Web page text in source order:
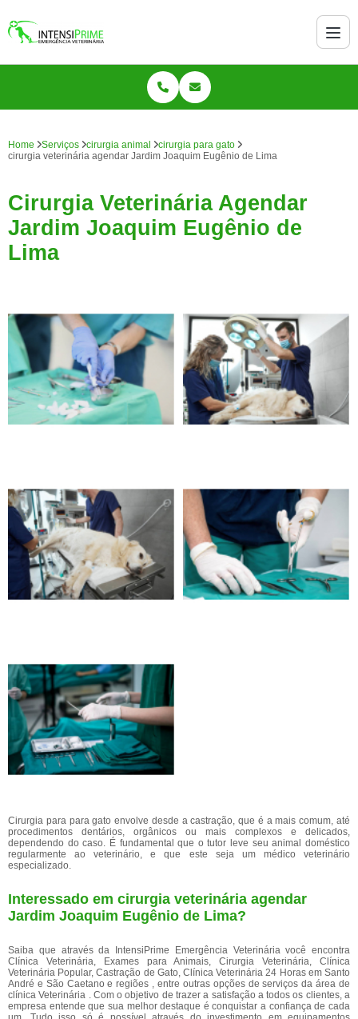
Home Serviços cirurgia animal
cirurgia para gato
cirurgia veterinária agendar Jardim Joaquim Eugênio de Lima
Cirurgia Veterinária Agendar
Jardim Joaquim Eugênio de
Lima
Cirurgia para para gato envolve desde a castração, que é a mais comum, até
procedimentos dentários, orgânicos ou mais complexos e delicados,
dependendo do caso. É fundamental que o tutor leve seu animal doméstico
regularmente ao veterinário, e que este seja um médico veterinário
especializado.
Interessado em cirurgia veterinária agendar
Jardim Joaquim Eugênio de Lima?
Saiba que através da IntensiPrime Emergência Veterinária você encontra
Clínica Veterinária, Exames para Animais, Cirurgia Veterinária, Clínica
Veterinária Popular, Castração de Gato, Clínica Veterinária 24 Horas em Santo
André e São Caetano e regiões , entre outras opções de serviços da área de
clínica Veterinária . Com o objetivo de trazer a satisfação a todos os clientes, a
empresa entende que sua melhor destaque é conquistar a confiança de cada